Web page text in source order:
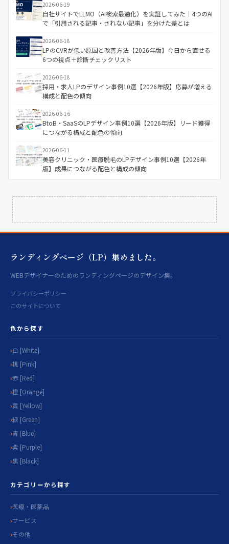
2026-06-19
自社サイトでLLMO（AI検索最適化）を実証してみた｜4つのAI
で「引用される記事・されない記事」を分けた差とは
2026-06-18
LPのCVRが低い原因と改善方法【2026年版】今日から直せる
6つの視点＋診断チェックリスト
2026-06-18
採用・求人LPのデザイン事例10選【2026年版】応募が増える
構成と配色の傾向
2026-06-16
BtoB・SaaSのLPデザイン事例10選【2026年版】リード獲得
につながる構成と配色の傾向
2026-06-11
美容クリニック・医療脱毛のLPデザイン事例10選【2026年
版】成果につながる配色と構成の傾向
ランディングページ（LP）集めました。
WEBデザイナーのためのランディングページのデザイン集。
プライバシーポリシー
このサイトについて
色から探す
白 [White]
桃 [Pink]
赤 [Red]
橙 [Orange]
黄 [Yellow]
緑 [Green]
青 [Blue]
紫 [Purple]
黒 [Black]
カテゴリーから探す
医療・医薬品
サービス
その他